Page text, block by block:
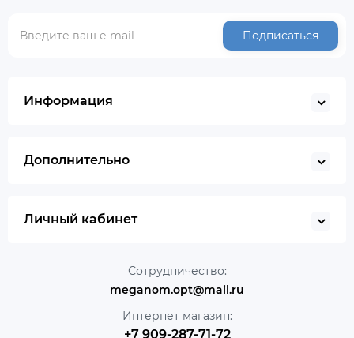
Подписаться
Информация
Дополнительно
Личный кабинет
Сотрудничество:
meganom.opt@mail.ru
Интернет магазин:
+7 909-287-71-72